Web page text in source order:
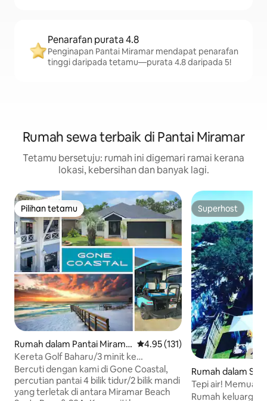
Penarafan purata 4.8
Penginapan Pantai Miramar mendapat penarafan
tinggi daripada tetamu—purata 4.8 daripada 5!
Rumah sewa terbaik di Pantai Miramar
Tetamu bersetuju: rumah ini digemari ramai kerana
lokasi, kebersihan dan banyak lagi.
Pilihan tetamu
Pilihan tetamu
Rumah dalam Pantai Mirama
r
Penarafan purata 4.95 daripada
4.95 (131)
Kereta Golf Baharu/3 minit ke
Pantai/Sehingga 10 Tetamu
Bercuti dengan kami di Gone Coastal,
percutian pantai 4 bilik tidur/2 bilik mandi
yang terletak di antara Miramar Beach
Superhost
Superhost
Rumah dalam
ach
Tepi air!
Gelongsor Air
Rumah keluarga